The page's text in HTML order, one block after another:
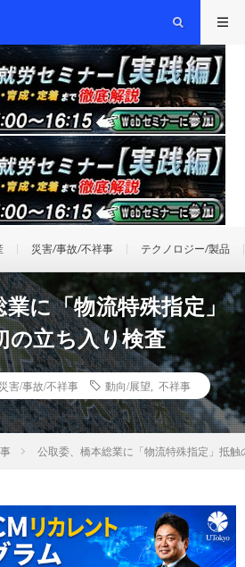
災害/事故/不祥事 テクノロジー/製品
に「物流特殊指定」
の立ち入り検査
災害/事故/不祥事 動向/展望 不祥事
公取委、橋本総業に「物流特殊指定」抵